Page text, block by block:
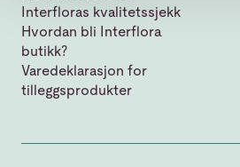
Interfloras kvalitetssjekk
Hvordan bli Interflora
butikk?
Varedeklarasjon for
tilleggsprodukter